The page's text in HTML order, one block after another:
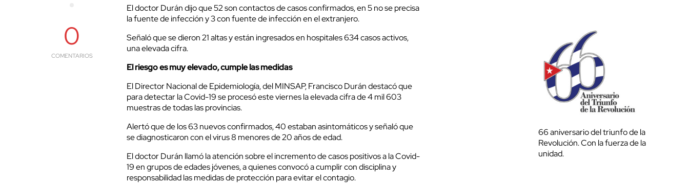
0
COMENTARIOS
El doctor Durán dijo que 52 son contactos de casos confirmados, en 5 no se precisa
la fuente de infección y 3 con fuente de infección en el extranjero.
Señaló que se dieron 21 altas y están ingresados en hospitales 634 casos activos,
una elevada cifra.
El riesgo es muy elevado, cumple las medidas
El Director Nacional de Epidemiología, del MINSAP, Francisco Durán destacó que
para detectar la Covid-19 se procesó este viernes la elevada cifra de 4 mil 603
muestras de todas las provincias.
Alertó que de los 63 nuevos confirmados, 40 estaban asintomáticos y señaló que
se diagnosticaron con el virus 8 menores de 20 años de edad.
El doctor Durán llamó la atención sobre el incremento de casos positivos a la Covid-
19 en grupos de edades jóvenes, a quienes convocó a cumplir con disciplina y
responsabilidad las medidas de protección para evitar el contagio.
66 aniversario del triunfo de la
Revolución. Con la fuerza de la
unidad.